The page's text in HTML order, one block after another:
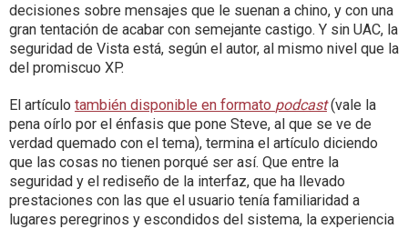
decisiones sobre mensajes que le suenan a chino, y con una
gran tentación de acabar con semejante castigo. Y sin UAC, la
seguridad de Vista está, según el autor, al mismo nivel que la
del promiscuo XP.
El artículo también disponible en formato podcast(vale la
pena oírlo por el énfasis que pone Steve, al que se ve de
verdad quemado con el tema), termina el artículo diciendo
que las cosas no tienen porqué ser así. Que entre la
seguridad y el rediseño de la interfaz, que ha llevado
prestaciones con las que el usuario tenía familiaridad a
lugares peregrinos y escondidos del sistema, la experiencia